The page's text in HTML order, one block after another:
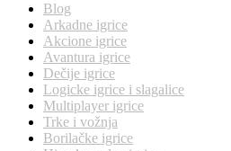
Blog
Arkadne igrice
Akcione igrice
Avantura igrice
Dečije igrice
Logicke igrice i slagalice
Multiplayer igrice
Trke i vožnja
Borilačke igrice